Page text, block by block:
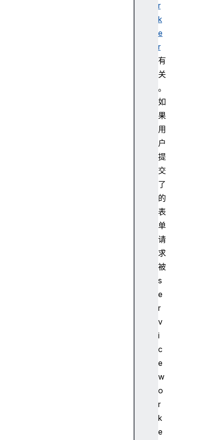
r
k
e
r
有
关
。
如
果
用
户
提
交
了
的
表
单
请
求
被
s
e
r
v
i
c
e
w
o
r
k
e